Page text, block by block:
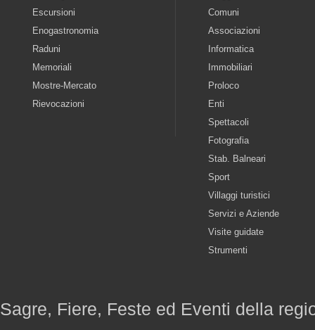
Escursioni
Enogastronomia
Raduni
Memoriali
Mostre-Mercato
Rievocazioni
Comuni
Associazioni
Informatica
Immobiliari
Proloco
Enti
Spettacoli
Fotografia
Stab. Balneari
Sport
Villaggi turistici
Servizi e Aziende
Visite guidate
Strumenti
Sagre, Fiere, Feste ed Eventi della